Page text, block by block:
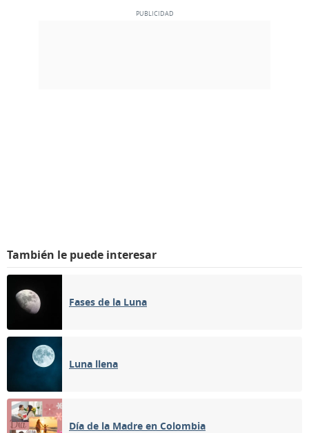
También le puede interesar
Fases de la Luna
Luna llena
Día de la Madre en Colombia